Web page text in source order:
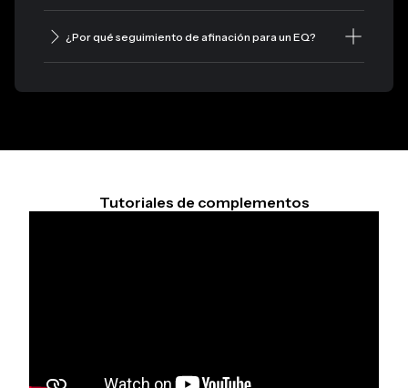
¿Por qué seguimiento de afinación para un EQ?
Tutoriales de complementos